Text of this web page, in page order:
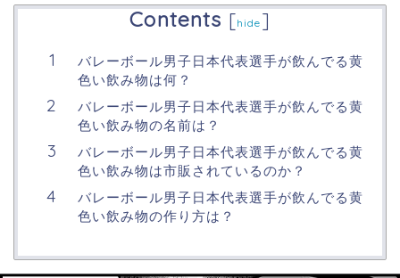
Contents [hide ]
バレーボール男子日本代表選手が飲んでる黄
色い飲み物は何？
バレーボール男子日本代表選手が飲んでる黄
色い飲み物の名前は？
バレーボール男子日本代表選手が飲んでる黄
色い飲み物は市販されているのか？
バレーボール男子日本代表選手が飲んでる黄
色い飲み物の作り方は？